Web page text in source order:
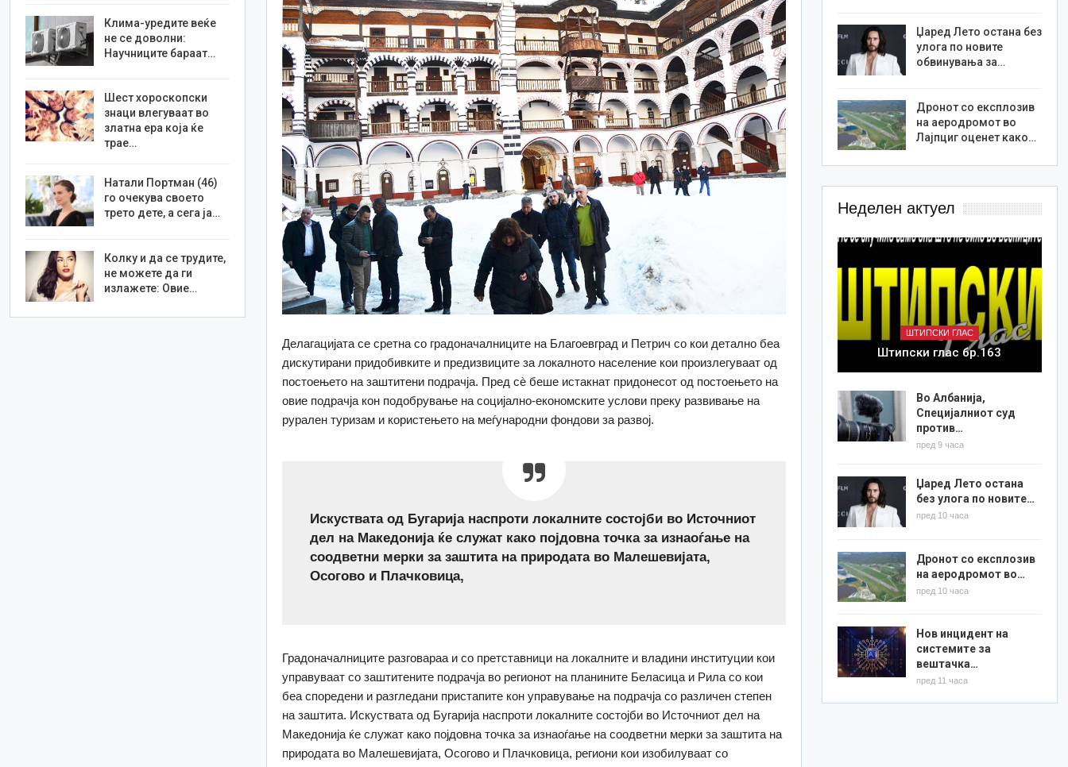
Делагацијата се сретна со градоначалниците на Благоевград и Петрич со кои детално беа
дискутирани придобивките и предизвиците за локалното население кои произлегуваат од
постоењето на заштитени подрачја. Пред сѐ беше истакнат придонесот од постоењето на
овие подрачја кон подобрување на социјално-економските услови преку развивање на
рурален туризам и користењето на меѓународни фондови за развој.
Искуствата од Бугарија наспроти локалните состојби во Источниот
дел на Македонија ќе служат како појдовна точка за изнаоѓање на
соодветни мерки за заштита на природата во Малешевијата,
Осогово и Плачковица,
Градоначалниците разговараа и со претставници на локалните и владини институции кои
управуваат со заштитените подрачја во регионот на планините Беласица и Рила со кои
беа споредени и разгледани пристапите кон управување на подрачја со различен степен
на заштита. Искуствата од Бугарија наспроти локалните состојби во Источниот дел на
Македонија ќе служат како појдовна точка за изнаоѓање на соодветни мерки за заштита на
природата во Малешевијата, Осогово и Плачковица, региони кои изобилуваат со
Џаред Лето остана без
улога по новите
обвинувања за…
Дронот со експлозив
на аеродромот во
Лајпциг оценет како…
Неделен актуел
ШТИПСКИ ГЛАС
Штипски глас бр.163
Во Албанија,
Специјалниот суд
против…
пред 9 часа
Џаред Лето остана
без улога по новите…
пред 10 часа
Дронот со експлозив
на аеродромот во…
пред 10 часа
Нов инцидент на
системите за
вештачка…
пред 11 часа
Клима-уредите веќе
не се доволни:
Научниците бараат…
Шест хороскопски
знаци влегуваат во
златна ера која ќе
трае…
Натали Портман (46)
го очекува своето
трето дете, а сега ја…
Колку и да се трудите,
не можете да ги
излажете: Овие…